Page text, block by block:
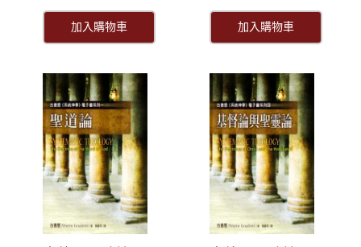
加入購物車 加入購物車